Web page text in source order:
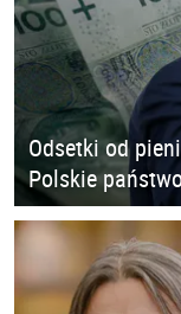
Odsetki od
Polskie